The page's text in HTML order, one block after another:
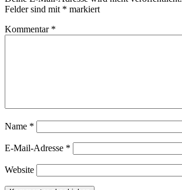
Felder sind mit * markiert
Kommentar *
Name *
E-Mail-Adresse *
Website